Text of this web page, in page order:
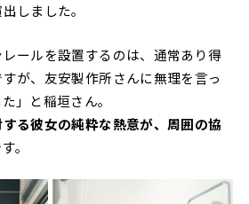
しました。
レールを設置するのは、通常あり得
が、友安製作所さんに無理を言っ
」と稲垣さん。
る彼女の純粋な熱意が、周囲の協
。